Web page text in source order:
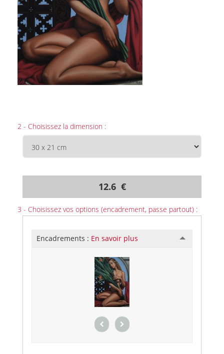
2 - Choisissez la dimension :
12.6 €
3 - Choisissez vos options (encadrement, passe partout) :
Encadrements : En savoir plus